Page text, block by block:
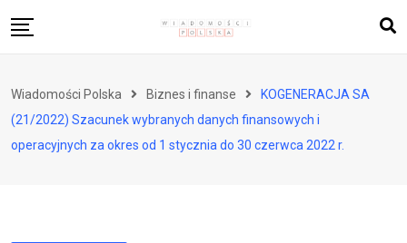
to
Zdrowie i styl życia
Polityka i społeczeństwo
Wiadomości Polska Biznes i finanse
KOGENERACJA SA
(21/2022) Szacunek wybranych danych finansowych i
operacyjnych za okres od 1 stycznia do 30 czerwca 2022 r.